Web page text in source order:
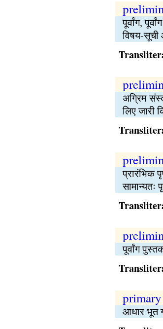
पूर्वांग,
विषय-सूची
अग्रिम
लिए जारी
प्रारंभिक
सामान्यतः
पूर्वांग
आधार भूत